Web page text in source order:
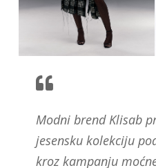
Modni brend Klisab
jesensku kolekciju
kroz kampanju